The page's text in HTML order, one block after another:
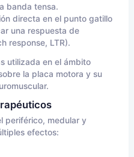
banda tensa.
directa en el punto gatillo
una respuesta de
response, LTR).
utilizada en el ámbito
la placa motora y su
periférico, medular y
efectos: